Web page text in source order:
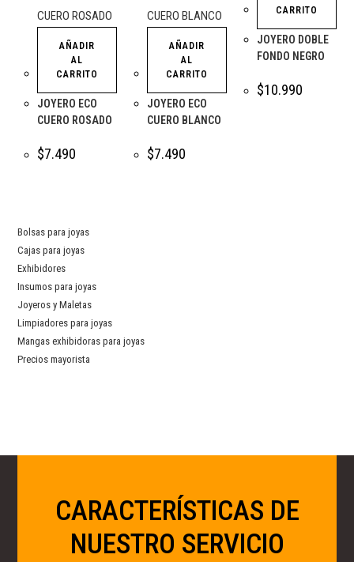
AÑADIR
AL
CARRITO
JOYERO ECO
CUERO ROSADO
$7.490
AÑADIR
AL
CARRITO
JOYERO ECO
CUERO BLANCO
$7.490
CARRITO
JOYERO DOBLE
FONDO NEGRO
$10.990
Bolsas para joyas
Cajas para joyas
Exhibidores
Insumos para joyas
Joyeros y Maletas
Limpiadores para joyas
Mangas exhibidoras para joyas
Precios mayorista
CARACTERÍSTICAS DE
NUESTRO SERVICIO